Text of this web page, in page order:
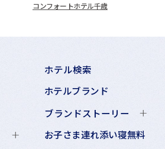
コンフォートホテル千歳
ホテル検索
ホテルブランド
ブランドストーリー
お子さま連れ添い寝無料